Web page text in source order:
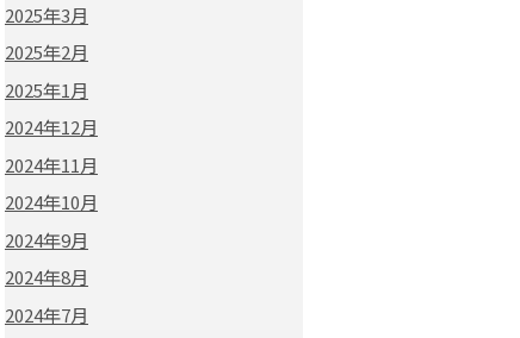
2025年3月
2025年2月
2025年1月
2024年12月
2024年11月
2024年10月
2024年9月
2024年8月
2024年7月